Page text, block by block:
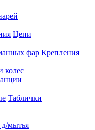
Цепи
Крепления
колес
Таблички
мытья